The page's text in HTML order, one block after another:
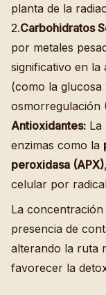
planta de la
2.Carbohidratos
por metales
significativo en la
(como la
osmorregulación
Antioxidantes: La
enzimas como la
peroxidasa (APX)
celular por
La
presencia de
alterando la ruta
favorecer la